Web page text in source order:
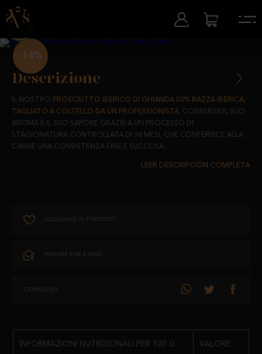
-14%
Descrizione
IL NOSTRO PROSCIUTTO IBERICO DI GHIANDA 50% RAZZA IBERICA,
TAGLIATO A COLTELLO DA UN PROFESSIONISTA , CONSERVA IL SUO
AROMA E IL SUO SAPORE GRAZIE A UN PROCESSO DI
STAGIONATURA CONTROLLATA DI 36 MESI, CHE CONFERISCE ALLA
CARNE UNA CONSISTENZA FINE E SUCCOSA.
PROVENIENTE DA MAIALI IBERICI ALLEVATI IN LIBERTÀ NEI PASCOLI DI
UN ABBINAMENTO PERFETTO PER IL QUOTIDIANO CHE CONTIENE IL
ROUTINE.
UN PIACERE PER IL PALATO CHE DELIZIERÀ OGNI AMANTE DEL BUON
PROSCIUTTO, OLTRE A FORNIRCI UN'ALIMENTAZIONE
AGGIUNGI AI PREFERITI
INVIARE PER E-MAIL
CONDIVIDI
INFORMAZIONI NUTRIZIONALI PER 100 G. VALORE